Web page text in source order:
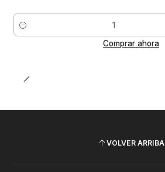
Cantidad
Comprar ahora
VOLVER ARRIBA